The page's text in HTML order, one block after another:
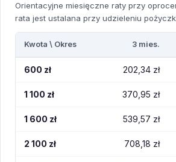
Orientacyjne miesięczne raty przy
rata jest ustalana przy udzieleniu
Kwota \ Okres 3 mies.
600 zł 202,34 zł
1 100 zł 370,95 zł
1 600 zł 539,57 zł
2 100 zł 708,18 zł